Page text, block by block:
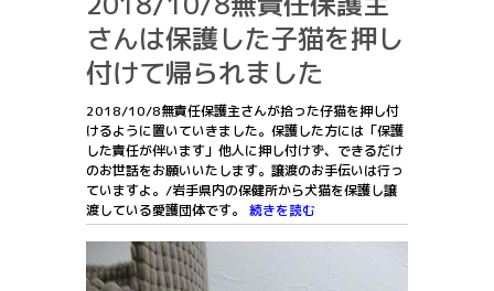
さんは保護した子猫を押し
付けて帰られました
2018/10/8無責任保護主さんが拾った仔猫を押し付
けるように置いていきました。保護した方には「保護
した責任が伴います」他人に押し付けず、できるだけ
のお世話をお願いいたします。譲渡のお手伝いは行っ
ていますよ。/岩手県内の保健所から犬猫を保護し譲
渡している愛護団体です。 続きを読む